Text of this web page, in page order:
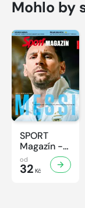
Mohlo by
SPORT
Magazín -
32/2026
od
32 Kč